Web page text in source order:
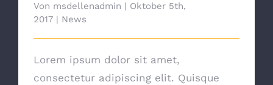
Von msdellenadmin | Oktober 5th,
2017 | News
Lorem ipsum dolor sit amet,
consectetur adipiscing elit. Quisque